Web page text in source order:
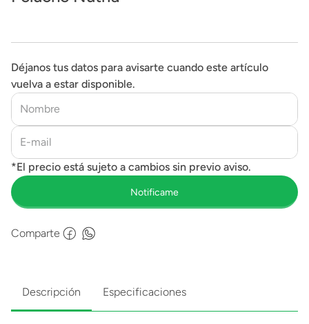
Déjanos tus datos para avisarte cuando este artículo
vuelva a estar disponible.
Comparte
Descripción Especificaciones